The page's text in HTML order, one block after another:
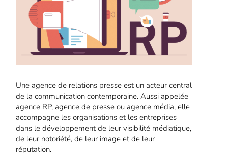
Une agence de relations presse est un acteur central
de la communication contemporaine. Aussi appelée
agence RP, agence de presse ou agence média, elle
accompagne les organisations et les entreprises
dans le développement de leur visibilité médiatique,
de leur notoriété, de leur image et de leur
réputation.